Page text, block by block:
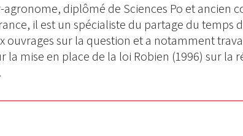
diplômé de Sciences Po et ancien
il est un spécialiste du partage du temps
ouvrages sur la question et a notamment
la mise en place de la loi Robien (1996) sur la